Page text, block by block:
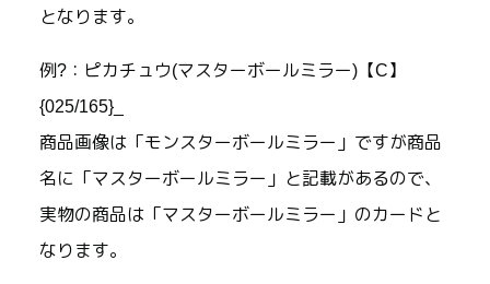
となります。
例?：ピカチュウ(マスターボールミラー)【C】
{025/165}_
商品画像は「モンスターボールミラー」ですが商品
名に「マスターボールミラー」と記載があるので、
実物の商品は「マスターボールミラー」のカードと
なります。